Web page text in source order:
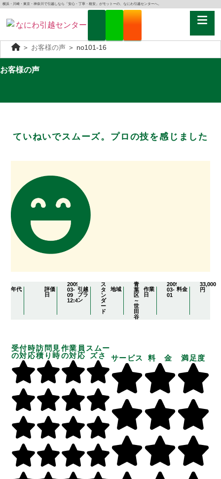
横浜・川崎・東京・神奈川で引越しなら「安心・丁寧・格安」がモットーの、なにわ引越センターへ。
＞ お客様の声 ＞ no101-16
お客様の声
ていねいでスムーズ。プロの技を感じました
年代
評価
日
2009-
03-
09
12:49:38
引越
プラ
ン
ス
タ
ン
ダ
ー
ド
地域
青
葉
区
～
世
田
谷
作業
日
2009-
03-
01
料金
33,000
円
受付時
の対応
訪問見
積り時
作業員
の対応
スムー
ズさ
サービス 料 金 満足度